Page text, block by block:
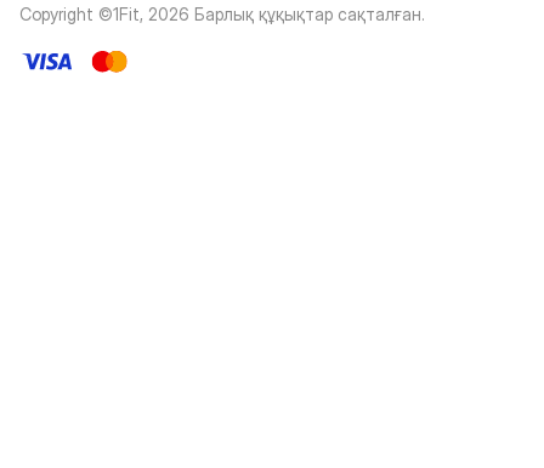
Copyright ©1Fit, 2026 Барлық құқықтар сақталған.